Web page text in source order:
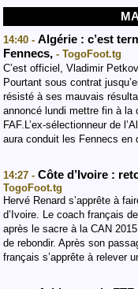
14:40 - Algérie : c’est
Fennecs, - TogoFoot.tg
C’est officiel, Vladimir
Pourtant sous contrat
résisté à ses mauvais
annoncé lundi mettre fin à
FAF.L’ex-sélectionneur de
aura conduit les Fennecs
14:27 - Côte d’Ivoire :
TogoFoot.tg
Hervé Renard s’apprête à
d’Ivoire. Le coach français
après le sacre à la CAN
de rebondir. Après son
français s’apprête à relever